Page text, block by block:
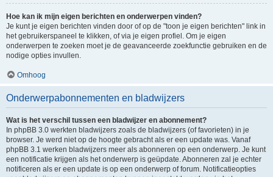
Hoe kan ik mijn eigen berichten en onderwerpen vinden?
Je kunt je eigen berichten vinden door of op de "toon je eigen berichten" link in
het gebruikerspaneel te klikken, of via je eigen profiel. Om je eigen
onderwerpen te zoeken moet je de geavanceerde zoekfunctie gebruiken en de
nodige opties invullen.
Omhoog
Onderwerpabonnementen en bladwijzers
Wat is het verschil tussen een bladwijzer en abonnement?
In phpBB 3.0 werkten bladwijzers zoals de bladwijzers (of favorieten) in je
browser. Je werd niet op de hoogte gebracht als er een update was. Vanaf
phpBB 3.1 werken bladwijzers meer als abonneren op een onderwerp. Je kunt
een notificatie krijgen als het onderwerp is geüpdate. Abonneren zal je echter
notificeren als er een update is op een onderwerp of forum. Notificatieopties